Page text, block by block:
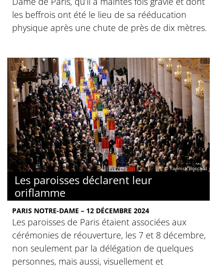
les beffrois ont été le lieu de sa rééducation
physique après une chute de près de dix mètres.
© Yannick Boschat
Les paroisses déclarent leur
oriflamme
PARIS NOTRE-DAME – 12 DÉCEMBRE 2024
Les paroisses de Paris étaient associées aux
cérémonies de réouverture, les 7 et 8 décembre,
non seulement par la délégation de quelques
personnes, mais aussi, visuellement et